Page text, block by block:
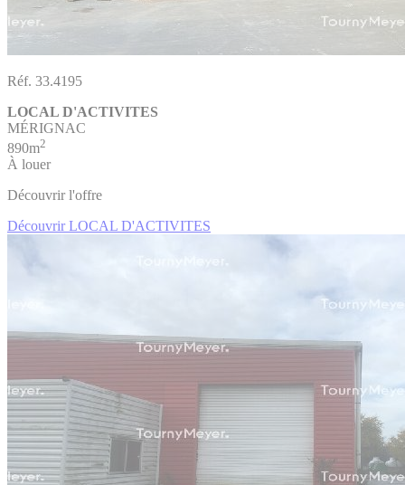
Réf. 33.4195
LOCAL D'ACTIVITES
MÉRIGNAC
890m2
À louer
Découvrir l'offre
Découvrir LOCAL D'ACTIVITES